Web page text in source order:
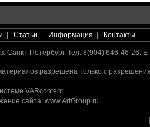
Статьи Информация Контакты
Санкт-Петербург. Тел. 8(904) 646-46-26.
разрешена только с
VARcontent
сайта: www.ArtGroup.ru